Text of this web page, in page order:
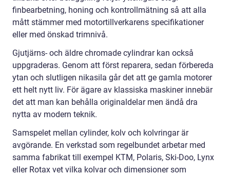
finbearbetning, honing och kontrollmätning så att alla
mått stämmer med motortillverkarens specifikationer
eller med önskad trimnivå.
Gjutjärns- och äldre chromade cylindrar kan också
uppgraderas. Genom att först reparera, sedan förbereda
ytan och slutligen nikasila går det att ge gamla motorer
ett helt nytt liv. För ägare av klassiska maskiner innebär
det att man kan behålla originaldelar men ändå dra
nytta av modern teknik.
Samspelet mellan cylinder, kolv och kolvringar är
avgörande. En verkstad som regelbundet arbetar med
samma fabrikat till exempel KTM, Polaris, Ski-Doo, Lynx
eller Rotax vet vilka kolvar och dimensioner som